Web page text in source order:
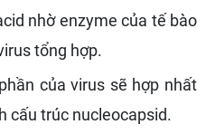
nhờ enzyme của tế bào
tổng hợp.
của virus sẽ hợp nhất
cấu trúc nucleocapsid.